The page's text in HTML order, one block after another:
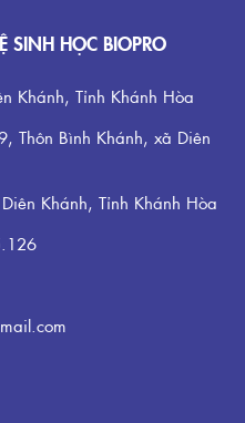
SINH HỌC BIOPRO
Khánh, Tỉnh Khánh Hòa
Thôn Bình Khánh, xã Diên
Khánh, Tỉnh Khánh Hòa